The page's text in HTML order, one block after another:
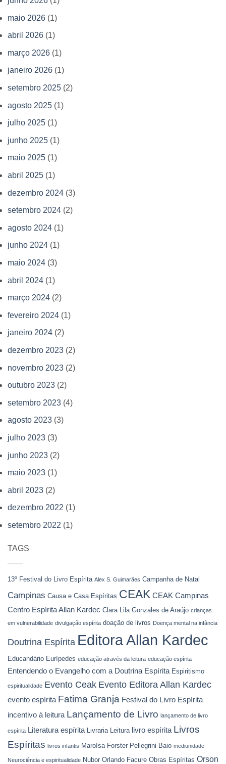
maio 2026 (1)
abril 2026 (1)
março 2026 (1)
janeiro 2026 (1)
setembro 2025 (2)
agosto 2025 (1)
julho 2025 (1)
junho 2025 (1)
maio 2025 (1)
abril 2025 (1)
dezembro 2024 (3)
setembro 2024 (2)
agosto 2024 (1)
junho 2024 (1)
maio 2024 (3)
abril 2024 (1)
março 2024 (2)
fevereiro 2024 (1)
janeiro 2024 (2)
dezembro 2023 (2)
novembro 2023 (2)
outubro 2023 (2)
setembro 2023 (4)
agosto 2023 (3)
julho 2023 (3)
junho 2023 (2)
maio 2023 (1)
abril 2023 (2)
dezembro 2022 (1)
setembro 2022 (1)
TAGS
13º Festival do Livro Espírita Alex S. Guimarães Campanha de Natal
Campinas Causa e Casa Espíritas CEAK CEAK Campinas
Centro Espírita Allan Kardec Clara Lila Gonzales de Araújo crianças
em vulnerabilidade divulgação espírita doação de livros Doença mental na infância
Doutrina Espírita Editora Allan Kardec
Educandário Eurípedes educação através da leitura educação espírita
Entendendo o Evangelho com a Doutrina Espírita Espiritismo
espiritualidade Evento Ceak Evento Editora Allan Kardec
evento espírita Fatima Granja Festival do Livro Espírita
incentivo à leitura Lançamento de Livro lançamento de livro
espírita Literatura espírita Livraria Leitura livro espírita Livros
Espíritas livros infantis Maroísa Forster Pellegrini Baio mediunidade
Neurociência e espiritualidade Nubor Orlando Facure Obras Espíritas Orson